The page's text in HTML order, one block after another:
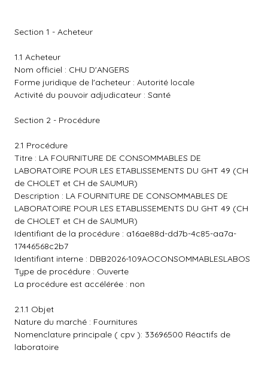
Section 1 - Acheteur
1.1 Acheteur
Nom officiel : CHU D'ANGERS
Forme juridique de l'acheteur : Autorité locale
Activité du pouvoir adjudicateur : Santé
Section 2 - Procédure
2.1 Procédure
Titre : LA FOURNITURE DE CONSOMMABLES DE
LABORATOIRE POUR LES ETABLISSEMENTS DU GHT 49 (CH
de CHOLET et CH de SAUMUR)
Description : LA FOURNITURE DE CONSOMMABLES DE
LABORATOIRE POUR LES ETABLISSEMENTS DU GHT 49 (CH
de CHOLET et CH de SAUMUR)
Identifiant de la procédure : a16ae88d-dd7b-4c85-aa7a-
17446568c2b7
Identifiant interne : DBB2026-109AOCONSOMMABLESLABOS
Type de procédure : Ouverte
La procédure est accélérée : non
2.1.1 Objet
Nature du marché : Fournitures
Nomenclature principale ( cpv ): 33696500 Réactifs de
laboratoire